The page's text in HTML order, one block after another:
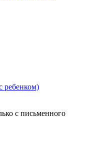
ребенком)
с письменного